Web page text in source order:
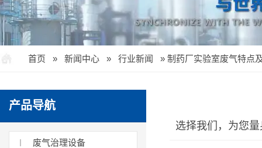
首页 » 新闻中心 » 行业新闻 » 制药厂实验室废气特点
产品导航
废气治理设备
选择我们，为您